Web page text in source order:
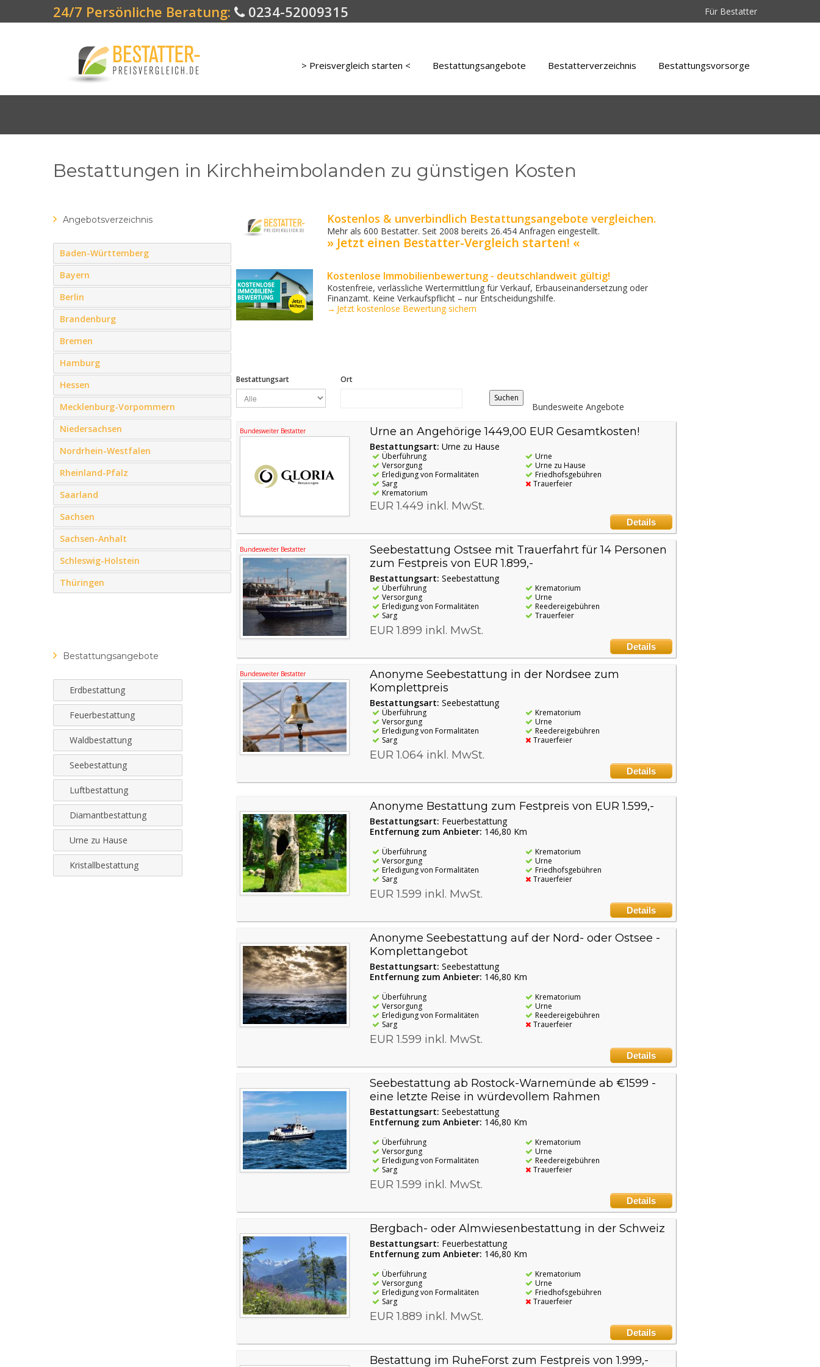
24/7 Persönliche Beratung: 0234-52009315 Für Bestatter
> Preisvergleich starten < Bestattungsangebote Bestatterverzeichnis Bestattungsvorsorge
Bestattungen in Kirchheimbolanden zu günstigen Kosten
Angebotsverzeichnis
Baden-Württemberg
Bayern
Berlin
Brandenburg
Bremen
Hamburg
Hessen
Mecklenburg-Vorpommern
Niedersachsen
Nordrhein-Westfalen
Rheinland-Pfalz
Saarland
Sachsen
Sachsen-Anhalt
Schleswig-Holstein
Thüringen
Bestattungsangebote
Erdbestattung
Feuerbestattung
Waldbestattung
Seebestattung
Luftbestattung
Diamantbestattung
Urne zu Hause
Kristallbestattung
Kostenlos & unverbindlich Bestattungsangebote vergleichen.
Mehr als 600 Bestatter. Seit 2008 bereits 26.454 Anfragen eingestellt.
» Jetzt einen Bestatter-Vergleich starten! «
Kostenlose Immobilienbewertung - deutschlandweit gültig!
Kostenfreie, verlässliche Wertermittlung für Verkauf, Erbauseinandersetzung oder
Finanzamt. Keine Verkaufs­pflicht – nur Entscheidungshilfe.
→ Jetzt kostenlose Bewertung sichern
Bestattungsart
Ort
Bundesweite Angebote
Bundesweiter Bestatter Urne an Angehörige 1449,00 EUR Gesamtkosten!
Bestattungsart: Urne zu Hause
Überführung
Versorgung
Erledigung von Formalitäten
Sarg
Krematorium
Urne
Urne zu Hause
Friedhofsgebühren
Trauerfeier
EUR 1.449 inkl. MwSt.
Details
Bundesweiter Bestatter
Seebestattung Ostsee mit Trauerfahrt für 14 Personen
zum Festpreis von EUR 1.899,-
Bestattungsart: Seebestattung
Überführung
Versorgung
Erledigung von Formalitäten
Sarg
Krematorium
Urne
Reedereigebühren
Trauerfeier
EUR 1.899 inkl. MwSt.
Details
Bundesweiter Bestatter
Anonyme Seebestattung in der Nordsee zum
Komplettpreis
Bestattungsart: Seebestattung
Überführung
Versorgung
Erledigung von Formalitäten
Sarg
Krematorium
Urne
Reedereigebühren
Trauerfeier
EUR 1.064 inkl. MwSt.
Details
Anonyme Bestattung zum Festpreis von EUR 1.599,-
Bestattungsart: Feuerbestattung
Entfernung zum Anbieter: 146,80 Km
Überführung
Versorgung
Erledigung von Formalitäten
Sarg
Krematorium
Urne
Friedhofsgebühren
Trauerfeier
EUR 1.599 inkl. MwSt.
Details
Anonyme Seebestattung auf der Nord- oder Ostsee -
Komplettangebot
Bestattungsart: Seebestattung
Entfernung zum Anbieter: 146,80 Km
Überführung
Versorgung
Erledigung von Formalitäten
Sarg
Krematorium
Urne
Reedereigebühren
Trauerfeier
EUR 1.599 inkl. MwSt.
Details
Seebestattung ab Rostock-Warnemünde ab €1599 -
eine letzte Reise in würdevollem Rahmen
Bestattungsart: Seebestattung
Entfernung zum Anbieter: 146,80 Km
Überführung
Versorgung
Erledigung von Formalitäten
Sarg
Krematorium
Urne
Reedereigebühren
Trauerfeier
EUR 1.599 inkl. MwSt.
Details
Bergbach- oder Almwiesenbestattung in der Schweiz
Bestattungsart: Feuerbestattung
Entfernung zum Anbieter: 146,80 Km
Überführung
Versorgung
Erledigung von Formalitäten
Sarg
Krematorium
Urne
Friedhofsgebühren
Trauerfeier
EUR 1.889 inkl. MwSt.
Details
Bestattung im RuheForst zum Festpreis von 1.999,-